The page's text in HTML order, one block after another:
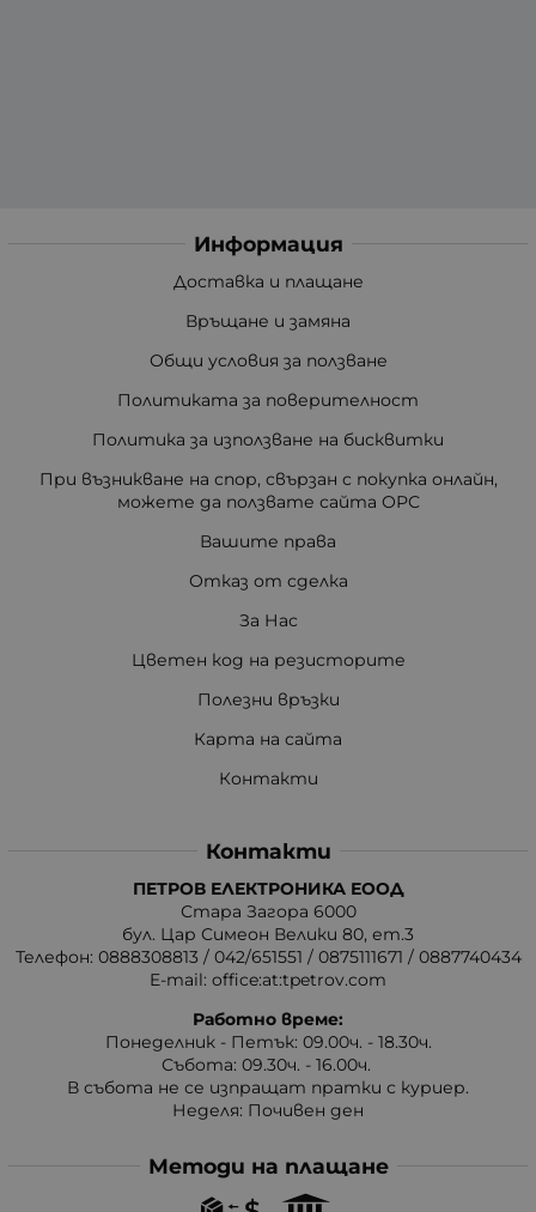
Информация
Доставка и плащане
Връщане и замяна
Общи условия за ползване
Политиката за поверителност
Политика за използване на бисквитки
При възникване на спор, свързан с покупка онлайн,
можете да ползвате сайта ОРС
Вашите права
Отказ от сделка
За Нас
Цветен код на резисторите
Полезни връзки
Карта на сайта
Контакти
Контакти
ПЕТРОВ ЕЛЕКТРОНИКА ЕООД
Стара Загора 6000
бул. Цар Симеон Велики 80, ет.3
Телефон: 0888308813 / 042/651551 / 0875111671 / 0887740434
E-mail: office:at:tpetrov.com
Работно време:
Понеделник - Петък: 09.00ч. - 18.30ч.
Събота: 09.30ч. - 16.00ч.
В събота не се изпращат пратки с куриер.
Неделя: Почивен ден
Методи на плащане